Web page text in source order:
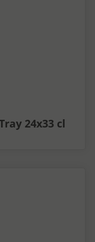
24x33 cl